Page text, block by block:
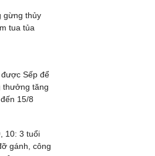
gừng thủy
tua tủa
Sếp để
thưởng tăng
15/8
10: 3 tuổi
gánh, công